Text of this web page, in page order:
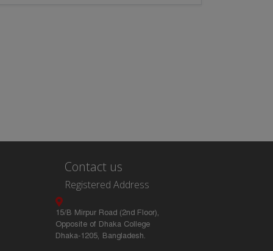
Contact us
Registered Address
15/B Mirpur Road (2nd Floor),
Opposite of Dhaka College
Dhaka-1205, Bangladesh.